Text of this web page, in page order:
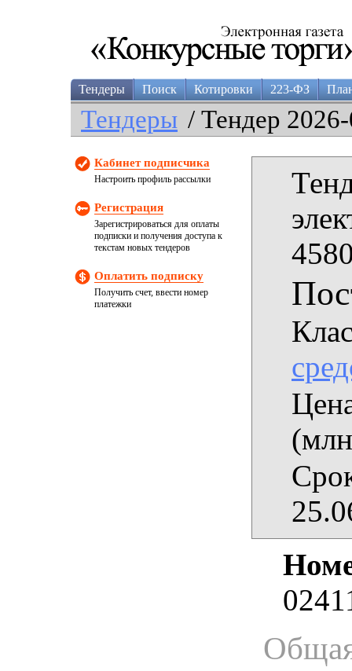
Тендеры Поиск Котировки 223-ФЗ
Тендеры / Тендер
Кабинет подписчика
Настроить профиль рассылки
Регистрация
Зарегистрироваться для оплаты
подписки и получения доступа к
текстам новых тендеров
Оплатить подписку
Получить счет, ввести номер
платежки